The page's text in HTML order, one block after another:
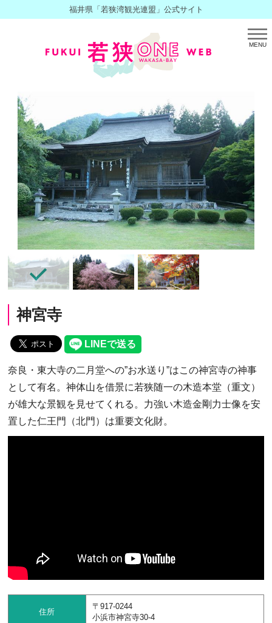
福井県「若狭湾観光連盟」公式サイト
MENU
神宮寺
奈良・東大寺の二月堂への”お水送り”はこの神宮寺の神事
として有名。神体山を借景に若狭随一の木造本堂（重文）
が雄大な景観を見せてくれる。力強い木造金剛力士像を安
置した仁王門（北門）は重要文化財。
住所
〒917-0244
小浜市神宮寺30-4